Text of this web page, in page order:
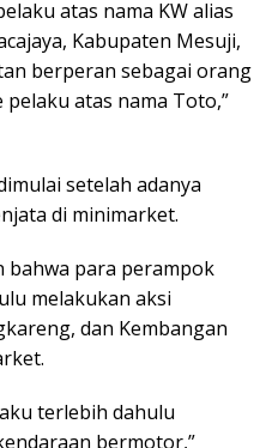
atas nama KW alias
Kabupaten Mesuji,
berperan sebagai orang
atas nama Toto,”
setelah adanya
di minimarket.
bahwa para perampok
melakukan aksi
dan Kembangan
terlebih dahulu
bermotor,”